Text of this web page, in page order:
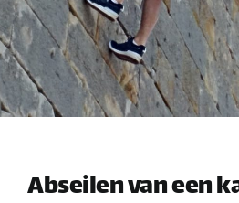
Abseilen van een